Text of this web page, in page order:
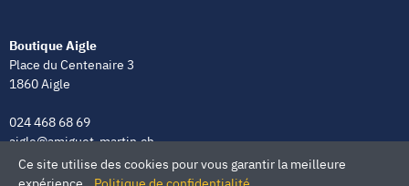
Boutique Aigle
Place du Centenaire 3
1860 Aigle
024 468 68 69
aigle@amiguet-martin.ch
Lundi - Vendredi 8h00 - 12h00 | 13h30 - 18h30
Ce site utilise des cookies pour vous garantir la meilleure